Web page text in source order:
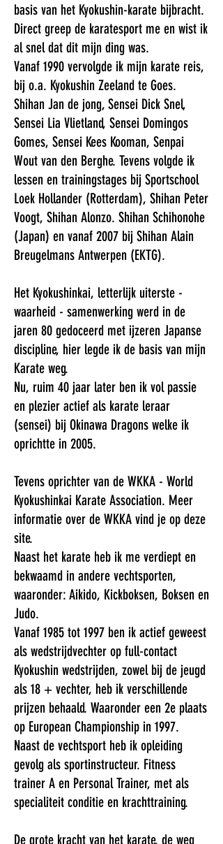
basis van het Kyokushin-karate bijbracht.
Direct greep de karatesport me en wist ik
al snel dat dit mijn ding was.
Vanaf 1990 vervolgde ik mijn karate reis,
bij o.a. Kyokushin Zeeland te Goes.
Shihan Jan de jong, Sensei Dick Snel,
Sensei Lia Vlietland, Sensei Domingos
Gomes, Sensei Kees Kooman, Senpai
Wout van den Berghe. Tevens volgde ik
lessen en trainingstages bij Sportschool
Loek Hollander (Rotterdam), Shihan Peter
Voogt, Shihan Alonzo. Shihan Schihonohe
(Japan) en vanaf 2007 bij Shihan Alain
Breugelmans Antwerpen (EKTG).
Het Kyokushinkai, letterlijk uiterste -
waarheid - samenwerking werd in de
jaren 80 gedoceerd met ijzeren Japanse
discipline, hier legde ik de basis van mijn
Karate weg.
Nu, ruim 40 jaar later ben ik vol passie
en plezier actief als karate leraar
(sensei) bij Okinawa Dragons welke ik
oprichtte in 2005.
Tevens oprichter van de WKKA - World
Kyokushinkai Karate Association. Meer
informatie over de WKKA vind je op deze
site.
Naast het karate heb ik me verdiept en
bekwaamd in andere vechtsporten,
waaronder: Aikido, Kickboksen, Boksen en
Judo.
Vanaf 1985 tot 1997 ben ik actief geweest
als wedstrijdvechter op full-contact
Kyokushin wedstrijden, zowel bij de jeugd
als 18 + vechter, heb ik verschillende
prijzen behaald. Waaronder een 2e plaats
op European Championship in 1997.
Naast de vechtsport heb ik opleiding
gevolg als sportinstructeur. Fitness
trainer A en Personal Trainer, met als
specialiteit conditie en krachttraining.
De grote kracht van het karate, de weg